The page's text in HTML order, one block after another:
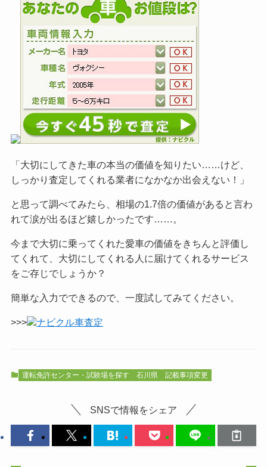
「大切にしてきた車の本当の価値を知りたい……けど、
しっかり査定してくれる業者になかなか出会えない！」
と思って調べてみたら、相場の1.7倍の価値があると言わ
れて涙が出るほど嬉しかったです……。
今まで大切に乗ってくれた愛車の価値をきちんと評価し
てくれて、大切にしてくれる人に届けてくれるサービス
をご存じでしょうか？
簡単な入力でできるので、一度試してみてください。
>>> ナビクル車査定
運転免許センター・試験場を探す 石川県 記載事項変更
SNSで情報をシェア